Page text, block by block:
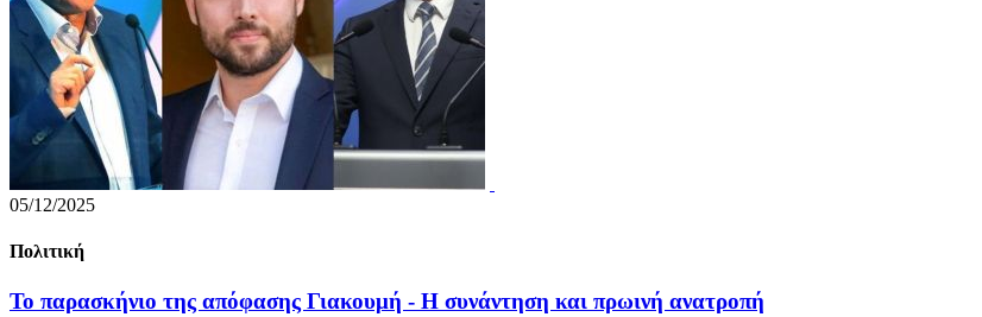
05/12/2025
Πολιτική
Το παρασκήνιο της απόφασης Γιακουμή - Η συνάντηση και πρωινή ανατροπή